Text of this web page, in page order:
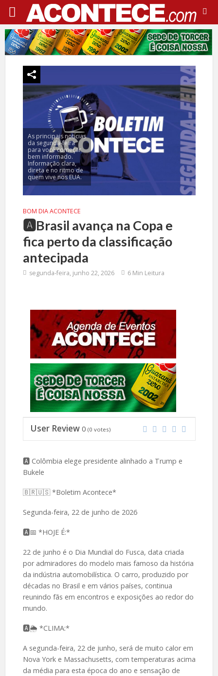
As principais notícias
da segunda-feira
para você começar
bem informado.
Informação clara,
direta e no ritmo de
quem vive nos EUA.
BOM DIA ACONTECE
🅰️Brasil avança na Copa e
fica perto da classificação
antecipada
segunda-feira, junho 22, 2026 6 Min Leitura
User Review 0 (0 votes)
🅰️ Colômbia elege presidente alinhado a Trump e
Bukele
🇧🇷🇺🇸 *Boletim Acontece*
Segunda-feira, 22 de junho de 2026
🅰️📅 *HOJE É:*
22 de junho é o Dia Mundial do Fusca, data criada
por admiradores do modelo mais famoso da história
da indústria automobilística. O carro, produzido por
décadas no Brasil e em vários países, continua
reunindo fãs em encontros e exposições ao redor do
mundo.
🅰️🌦 *CLIMA:*
A segunda-feira, 22 de junho, será de muito calor em
Nova York e Massachusetts, com temperaturas acima
da média para esta época do ano e sensação de